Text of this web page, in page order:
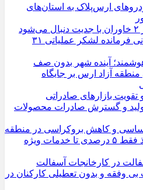
ارس‌پلاک به استان‌های
نشست خبری سردار مدنی فرمانده لشکر عملیاتی ۳۱
آینده شهر بدون صف
آزاد ارس بر جایگاه
تقویت بازارهای صادراتی
تولید و گسترش صادرات محصولات
اساسی و کاهش بروکراسی در منطقه
آزاد ارس؛/از اعمال ماخذ فقط ۵ درصدی تا خدمات ویژه
۱۵۰۰ تن آسفالت در کارخانجات آسفالت
وفقه و بدون تعطیلی کارکنان در